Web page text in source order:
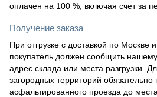
оплачен на 100 %, включая счет за
Получение заказа
При отгрузке с доставкой по
покупатель должен сообщить
адрес склада или места разгрузки.
загородных территорий обязательно
асфальтированного проезда до